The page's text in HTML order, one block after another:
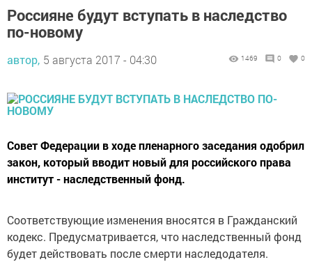
Россияне будут вступать в наследство
по-новому
автор, 5 августа 2017 - 04:30 1469 0 0
Совет Федерации в ходе пленарного заседания одобрил
закон, который вводит новый для российского права
институт - наследственный фонд.
Соответствующие изменения вносятся в Гражданский
кодекс. Предусматривается, что наследственный фонд
будет действовать после смерти наследодателя.